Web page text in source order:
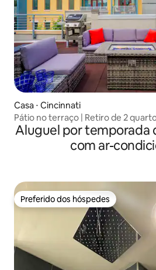
Casa ⋅ Cincinnati
Pátio no terraço | Retiro de 2
fácil de fazer tudo a pé
Aluguel por temporada
com ar-
Preferido dos hóspedes
Preferido dos hóspedes